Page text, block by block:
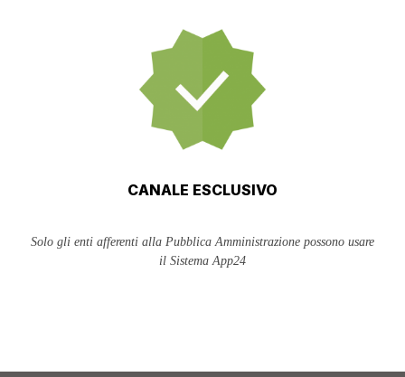
CANALE ESCLUSIVO
Solo gli enti afferenti alla Pubblica Amministrazione possono usare
il Sistema App24